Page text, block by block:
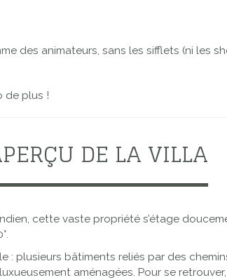
des animateurs, sans les sifflets (ni les
de plus !
DE LA VILLA
cette vaste propriété s’étage
plusieurs bâtiments reliés par des
aménagées. Pour se